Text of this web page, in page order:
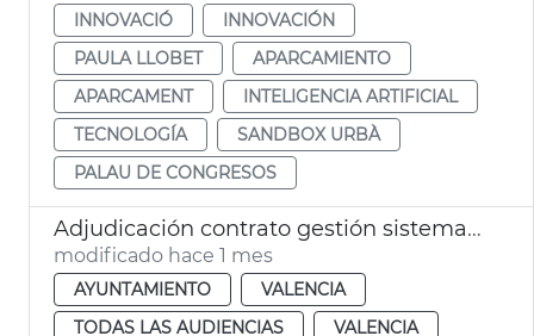
INNOVACIÓ
INNOVACIÓN
PAULA LLOBET
APARCAMIENTO
APARCAMENT
INTELIGENCIA ARTIFICIAL
TECNOLOGÍA
SANDBOX URBÀ
PALAU DE CONGRESOS
Adjudicación contrato gestión sistemas informáticos municipales Ayuntamiento València
modificado hace 1 mes
AYUNTAMIENTO
VALENCIA
TODAS LAS AUDIENCIAS
VALENCIA